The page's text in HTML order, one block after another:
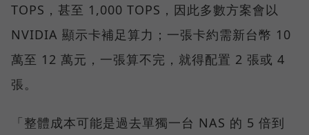
TOPS，甚至 1,000 TOPS，因此多數方案會以
NVIDIA 顯示卡補足算力；一張卡約需新台幣 10
萬至 12 萬元，一張算不完，就得配置 2 張或 4
張。
「整體成本可能是過去單獨一台 NAS 的 5 倍到